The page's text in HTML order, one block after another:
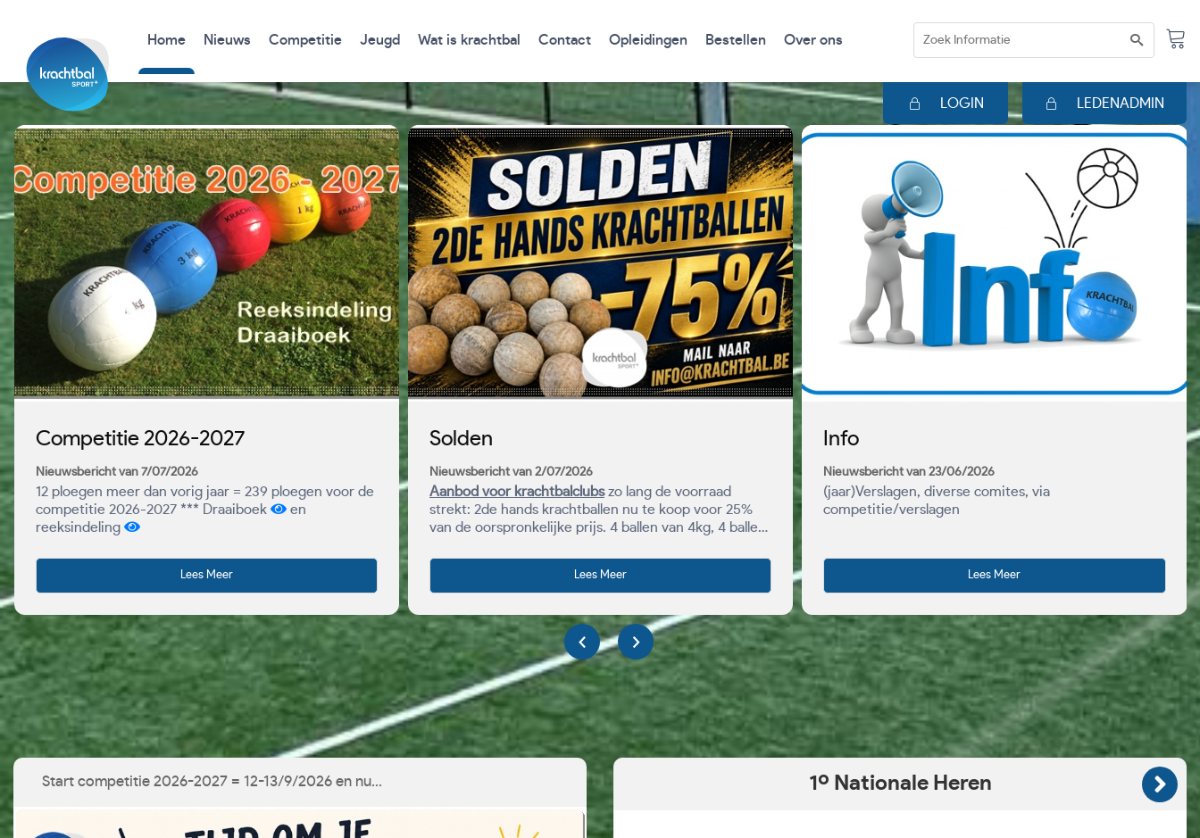
Home Nieuws Competitie Jeugd Wat is krachtbal Contact Opleidingen Bestellen Over ons
LOGIN LEDENADMIN
Competitie 2026-2027
Nieuwsbericht van 7/07/2026
12 ploegen meer dan vorig jaar = 239 ploegen voor de
competitie 2026-2027 *** Draaiboek
en
reeksindeling
Lees Meer
Solden
Nieuwsbericht van 2/07/2026
Aanbod voor krachtbalclubszo lang de voorraad
strekt: 2de hands krachtballen nu te koop voor 25%
van de oorspronkelijke prijs. 4 ballen van 4kg, 4 ballen
Lees Meer
Info
Nieuwsbericht van 23/06/2026
(jaar)Verslagen, diverse comites, via
competitie/verslagen
Lees Meer
‹ ›
Start competitie 2026-2027 = 12-13/9/2026 en nu... 1º Nationale Heren